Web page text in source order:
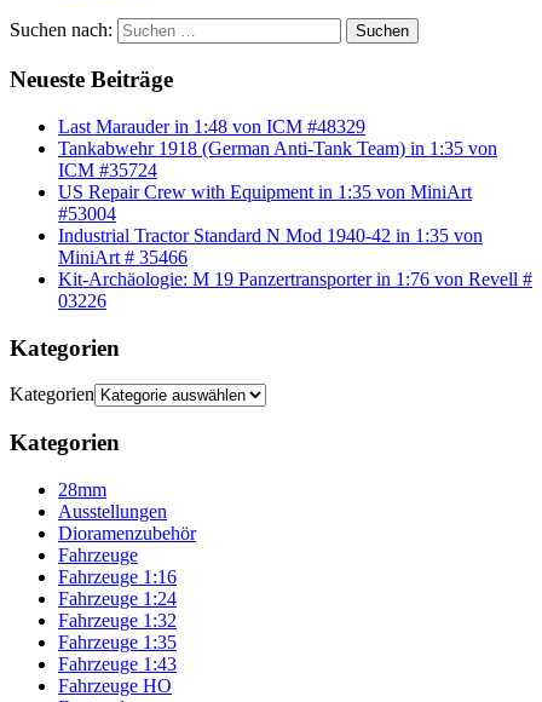
Suchen nach: Suchen
Neueste Beiträge
Last Marauder in 1:48 von ICM #48329
Tankabwehr 1918 (German Anti-Tank Team) in 1:35 von
ICM #35724
US Repair Crew with Equipment in 1:35 von MiniArt
#53004
Industrial Tractor Standard N Mod 1940-42 in 1:35 von
MiniArt # 35466
Kit-Archäologie: M 19 Panzertransporter in 1:76 von Revell #
03226
Kategorien
Kategorien
Kategorien
28mm
Ausstellungen
Dioramenzubehör
Fahrzeuge
Fahrzeuge 1:16
Fahrzeuge 1:24
Fahrzeuge 1:32
Fahrzeuge 1:35
Fahrzeuge 1:43
Fahrzeuge HO